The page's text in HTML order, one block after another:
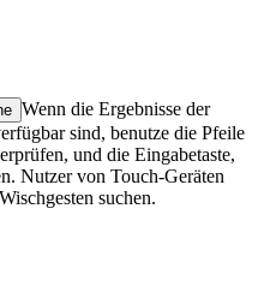
Wenn die Ergebnisse der
sind, benutze die Pfeile
und die Eingabetaste,
Nutzer von Touch-Geräten
suchen.